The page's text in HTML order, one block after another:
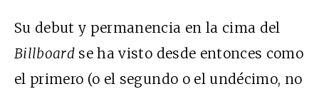
Su debut y permanencia en la cima del
Billboard se ha visto desde entonces como
el primero (o el segundo o el undécimo, no